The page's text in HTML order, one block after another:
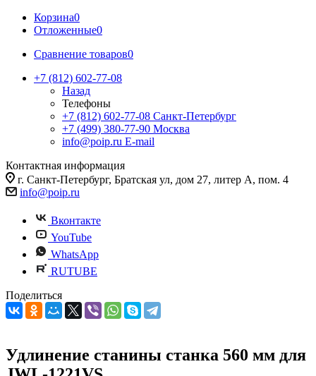
Корзина0
Отложенные0
Сравнение товаров0
+7 (812) 602-77-08
Назад
Телефоны
+7 (812) 602-77-08 Санкт-Петербург
+7 (499) 380-77-90 Москва
info@poip.ru E-mail
Контактная информация
г. Санкт-Петербург, Братская ул, дом 27, литер А, пом. 4
info@poip.ru
Вконтакте
YouTube
WhatsApp
RUTUBE
Поделиться
Удлинение станины станка 560 мм для